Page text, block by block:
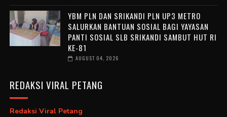
YBM PLN DAN SRIKANDI PLN UP3 METRO
SALURKAN BANTUAN SOSIAL BAGI YAYASAN
PANTI SOSIAL SLB SRIKANDI SAMBUT HUT RI
KE-81
AUGUST 04, 2026
REDAKSI VIRAL PETANG
Redaksi Viral Petang